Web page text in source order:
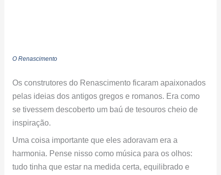
O Renascimento
Os construtores do Renascimento ficaram apaixonados
pelas ideias dos antigos gregos e romanos. Era como
se tivessem descoberto um baú de tesouros cheio de
inspiração.
Uma coisa importante que eles adoravam era a
harmonia. Pense nisso como música para os olhos:
tudo tinha que estar na medida certa, equilibrado e